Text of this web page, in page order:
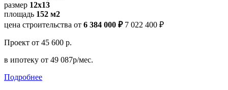
размер 12x13
площадь 152 м2
цена строительства от 6 384 000 ₽ 7 022 400 ₽
Проект от 45 600 р.
в ипотеку от 49 087р/мес.
Подробнее